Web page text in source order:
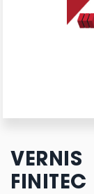
FINITEC